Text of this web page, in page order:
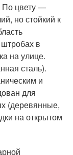
По цвету —
но стойкий к
в
на улице.
сталь).
и
для
(деревянные,
на открытом